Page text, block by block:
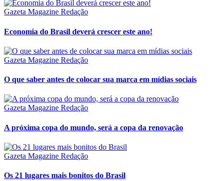
Gazeta Magazine Redação
Economia do Brasil deverá crescer este ano!
Gazeta Magazine Redação
O que saber antes de colocar sua marca em mídias sociais
Gazeta Magazine Redação
A próxima copa do mundo, será a copa da renovação
Gazeta Magazine Redação
Os 21 lugares mais bonitos do Brasil